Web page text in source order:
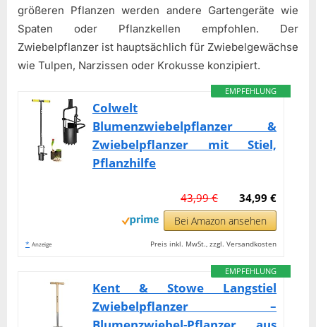
größeren Pflanzen werden andere Gartengeräte wie
Spaten oder Pflanzkellen empfohlen. Der
Zwiebelpflanzer ist hauptsächlich für Zwiebelgewächse
wie Tulpen, Narzissen oder Krokusse konzipiert.
EMPFEHLUNG
Colwelt
Blumenzwiebelpflanzer &
Zwiebelpflanzer mit Stiel,
Pflanzhilfe
34,99 €
43,99 €
Bei Amazon ansehen
* Anzeige Preis inkl. MwSt., zzgl. Versandkosten
EMPFEHLUNG
Kent & Stowe Langstiel
Zwiebelpflanzer –